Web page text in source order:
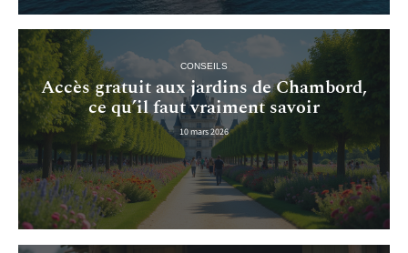
CONSEILS
Accès gratuit aux jardins de Chambord,
ce qu’il faut vraiment savoir
10 mars 2026